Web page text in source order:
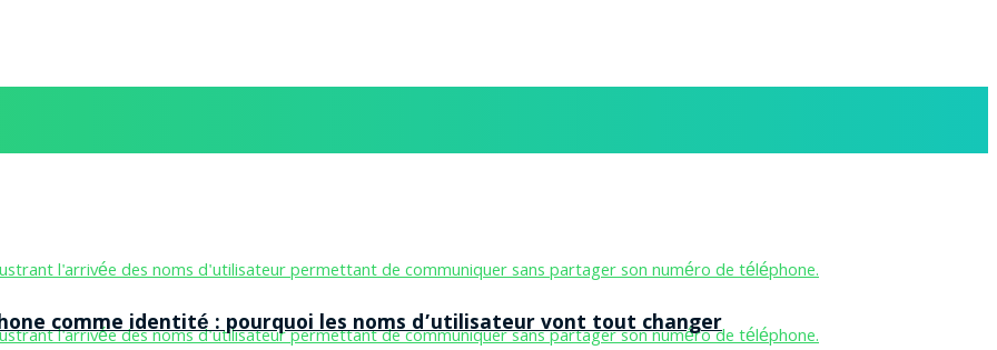
comme identité : pourquoi les noms d’utilisateur vont tout changer